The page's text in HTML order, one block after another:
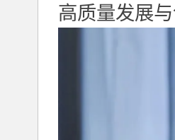
高质量发展